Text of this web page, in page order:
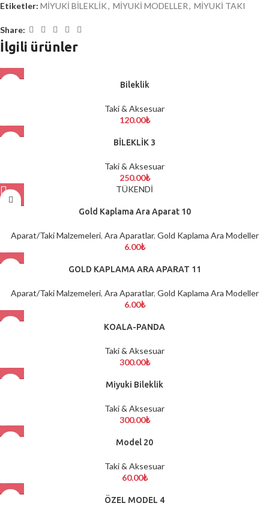
Etiketler: MİYUKİ BİLEKLİK, MİYUKİ MODELLER, MİYUKİ TAKI
Share:
İlgili ürünler
Bileklik
Taki & Aksesuar
120.00₺
BİLEKLİK 3
Taki & Aksesuar
250.00₺
TÜKENDİ
Gold Kaplama Ara Aparat 10
Aparat/Taki Malzemeleri, Ara Aparatlar, Gold Kaplama Ara Modeller
6.00₺
GOLD KAPLAMA ARA APARAT 11
Aparat/Taki Malzemeleri, Ara Aparatlar, Gold Kaplama Ara Modeller
6.00₺
KOALA-PANDA
Taki & Aksesuar
300.00₺
Miyuki Bileklik
Taki & Aksesuar
300.00₺
Model 20
Taki & Aksesuar
60.00₺
ÖZEL MODEL 4